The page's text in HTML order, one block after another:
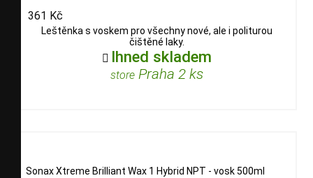
361 Kč
Leštěnka s voskem pro všechny nové, ale i politurou
čištěné laky.
 Ihned skladem
storePraha 2 ks
Sonax Xtreme Brilliant Wax 1 Hybrid NPT - vosk 500ml